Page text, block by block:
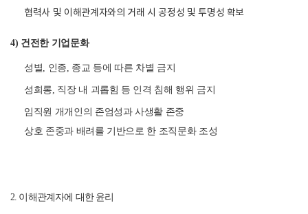
협력사 및 이해관계자와의 거래 시 공정성 및 투명성 확보
4) 건전한 기업문화
성별, 인종, 종교 등에 따른 차별 금지
성희롱, 직장 내 괴롭힘 등 인격 침해 행위 금지
임직원 개개인의 존엄성과 사생활 존중
상호 존중과 배려를 기반으로 한 조직문화 조성
2. 이해관계자에 대한 윤리